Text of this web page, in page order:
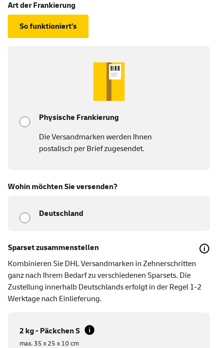
Art der Frankierung
So funktioniert's
Physische Frankierung
Die Versandmarken werden Ihnen
postalisch per Brief zugesendet.
Wohin möchten Sie versenden?
Deutschland
Sparset zusammenstellen
Kombinieren Sie DHL Versandmarken in Zehnerschritten
ganz nach Ihrem Bedarf zu verschiedenen Sparsets. Die
Zustellung innerhalb Deutschlands erfolgt in der Regel 1-2
Werktage nach Einlieferung.
2 kg - Päckchen S
max. 35 x 25 x 10 cm